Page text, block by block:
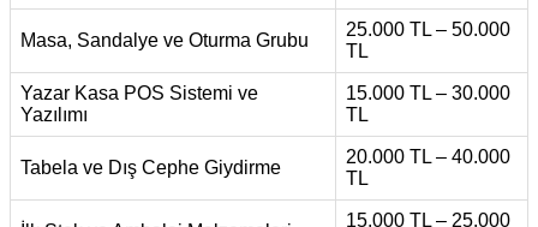
Masa, Sandalye ve Oturma Grubu
25.000 TL – 50.000
TL
Yazar Kasa POS Sistemi ve
Yazılımı
15.000 TL – 30.000
TL
Tabela ve Dış Cephe Giydirme
20.000 TL – 40.000
TL
15.000 TL – 25.000